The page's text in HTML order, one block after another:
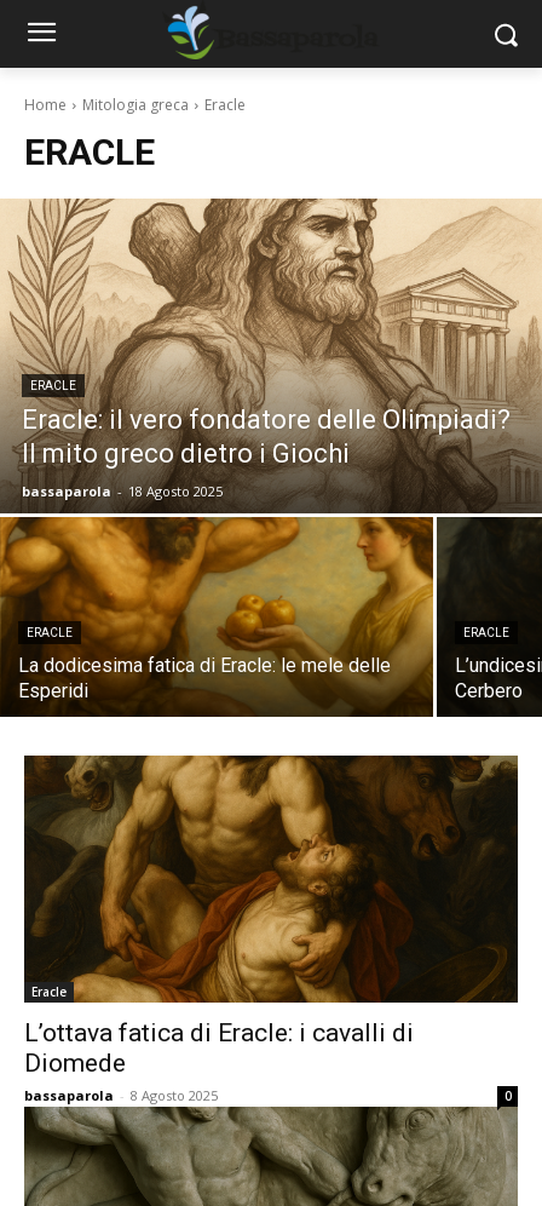
Home Mitologia greca Eracle
ERACLE
ERACLE
Eracle: il vero fondatore delle Olimpiadi?
Il mito greco dietro i Giochi
bassaparola - 18 Agosto 2025
ERACLE
La dodicesima fatica di Eracle: le mele delle
Esperidi
ERACLE
Cerbero
Eracle
L’ottava fatica di Eracle: i cavalli di
Diomede
bassaparola - 8 Agosto 2025 0